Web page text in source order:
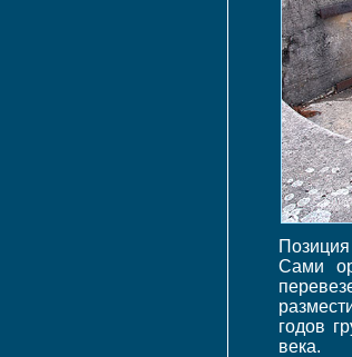
Сами
годов
века.